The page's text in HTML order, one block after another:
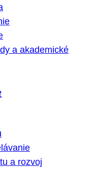
a akademické
a rozvoj